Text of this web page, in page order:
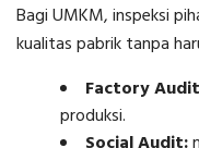
Bagi UMKM, inspeksi
kualitas pabrik tanpa
Factory
produksi.